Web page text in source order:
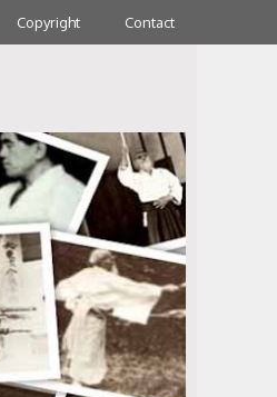
Copyright Contact